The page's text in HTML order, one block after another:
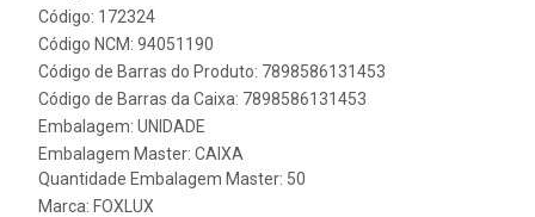
Código: 172324
Código NCM: 94051190
Código de Barras do Produto: 7898586131453
Código de Barras da Caixa: 7898586131453
Embalagem: UNIDADE
Embalagem Master: CAIXA
Quantidade Embalagem Master: 50
Marca: FOXLUX